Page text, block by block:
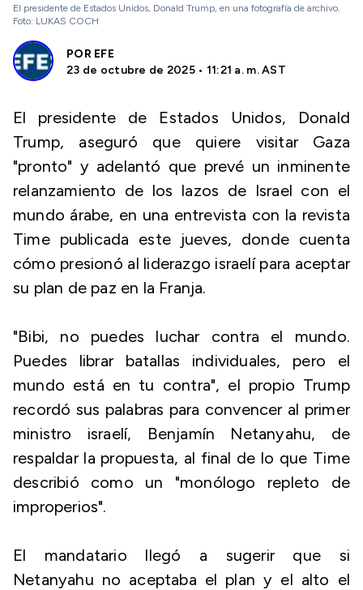
El presidente de Estados Unidos, Donald Trump, en una fotografía de archivo.
Foto: LUKAS COCH
POR EFE
23 de octubre de 2025 • 11:21 a. m. AST
El presidente de Estados Unidos, Donald
Trump, aseguró que quiere visitar Gaza
"pronto" y adelantó que prevé un inminente
relanzamiento de los lazos de Israel con el
mundo árabe, en una entrevista con la revista
Time publicada este jueves, donde cuenta
cómo presionó al liderazgo israelí para aceptar
su plan de paz en la Franja.
"Bibi, no puedes luchar contra el mundo.
Puedes librar batallas individuales, pero el
mundo está en tu contra", el propio Trump
recordó sus palabras para convencer al primer
ministro israelí, Benjamín Netanyahu, de
respaldar la propuesta, al final de lo que Time
describió como un "monólogo repleto de
improperios".
El mandatario llegó a sugerir que si
Netanyahu no aceptaba el plan y el alto el